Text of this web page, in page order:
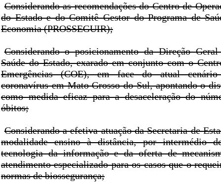
Considerando as recomendações do Centro de
do Estado e do Comitê Gestor do Programa de
Economia (PROSSEGUIR);
Considerando o posicionamento da Direção
Saúde do Estado, exarado em conjunto com o
Emergências (COE), em face do atual
coronavírus em Mato Grosso do Sul, apontando o
como medida eficaz para a desaceleração do
óbitos;
Considerando a efetiva atuação da Secretaria de
modalidade ensino à distância, por intermédio
tecnologia da informação e da oferta de
atendimento especializado para os casos que o
normas de biossegurança;